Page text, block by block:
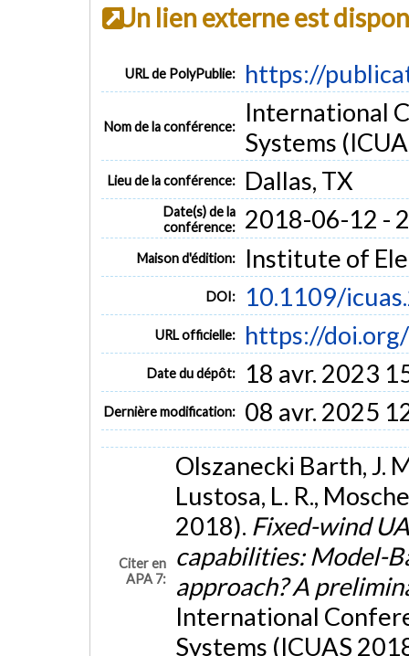
Un lien externe est
URL de PolyPublie: https://
Nom de la conférence:
International
Systems
Lieu de la conférence: Dallas, TX
Date(s) de la
conférence:
2018-06-12 -
Maison d'édition: Institute of
DOI: 10.1109/
URL officielle: https://
Date du dépôt: 18 avr. 2023
Dernière modification: 08 avr. 2025
Citer en
APA 7:
Olszanecki Barth, J.
Lustosa, L. R.,
2018). Fixed-wind
capabilities: Model-
approach? A
International
Systems (ICUAS